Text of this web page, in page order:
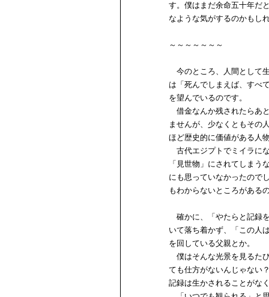
す。僕はまだ余命五十年だ
なような気がするのかもし
～～～～～～～
今のところ、人間として
は「死んでしまえば、すべ
を望んでいるのです。
借金なんか残されたらあ
ませんが、少なくともその
ほど歴史的に価値がある人
古代エジプトでミイラに
「見世物」にされてしま
にも思っていなかったので
もわからないところがある
確かに、「やたらと記録
いて落ち着かず、「この人
を回している父親とか。
僕はそんな光景を見るた
ても仕方がないんじゃない
記録は生かされることがな